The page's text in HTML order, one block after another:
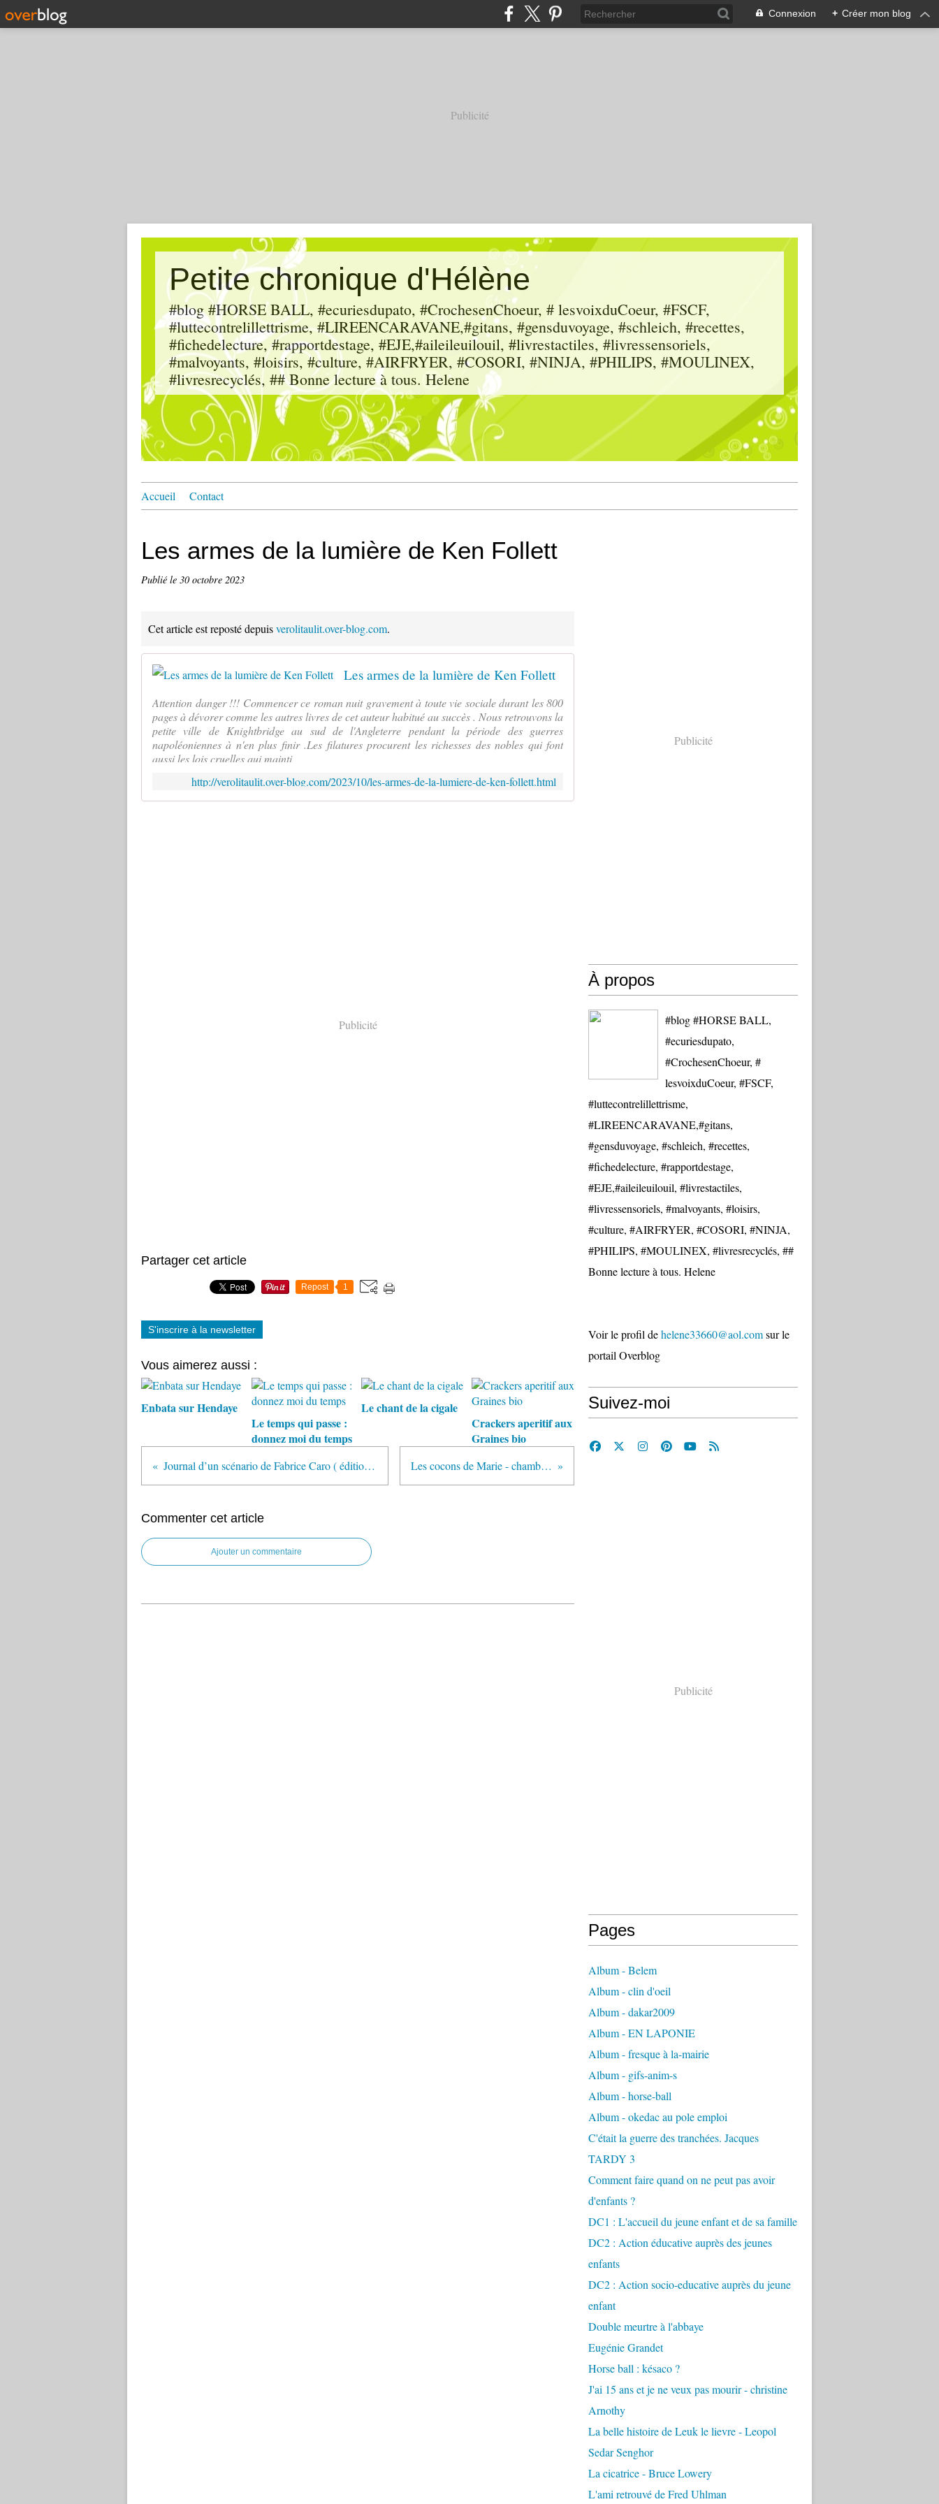
Connexion + Créer mon blog
Publicité
Petite chronique d'Hélène
#blog #HORSE BALL, #ecuriesdupato, #CrochesenChoeur, # lesvoixduCoeur, #FSCF,
#luttecontrelillettrisme, #LIREENCARAVANE,#gitans, #gensduvoyage, #schleich, #recettes,
#fichedelecture, #rapportdestage, #EJE,#aileileuilouil, #livrestactiles, #livressensoriels,
#malvoyants, #loisirs, #culture, #AIRFRYER, #COSORI, #NINJA, #PHILIPS, #MOULINEX,
#livresrecyclés, ## Bonne lecture à tous. Helene
Accueil Contact
Les armes de la lumière de Ken Follett
Publié le 30 octobre 2023
Cet article est reposté depuisverolitaulit.over-blog.com.
Les armes de la lumière de Ken Follett
Attention danger !!! Commencer ce roman nuit gravement à toute vie sociale durant les 800
pages à dévorer comme les autres livres de cet auteur habitué au succès . Nous retrouvons la
petite ville de Knightbridge au sud de l'Angleterre pendant la période des guerres
napoléoniennes à n'en plus finir .Les filatures procurent les richesses des nobles qui font
aussi les lois cruelles qui mainti
http://verolitaulit.over-blog.com/2023/10/les-armes-de-la-lumiere-de-ken-follett.html
Publicité
Partager cet article
Repost 1
S'inscrire à la newsletter
Vous aimerez aussi :
Enbata sur Hendaye
Le temps qui passe :
donnez moi du temps
Le chant de la cigale
Crackers aperitif aux
Graines bio
Journal d’un scénario de Fabrice Caro ( éditions Gallimard) Les cocons de Marie - chambre d’hotes
Commenter cet article
Ajouter un commentaire
Publicité
À propos
#blog #HORSE BALL,
#ecuriesdupato,
#CrochesenChoeur, #
lesvoixduCoeur, #FSCF,
#luttecontrelillettrisme,
#LIREENCARAVANE,#gitans,
#gensduvoyage, #schleich, #recettes,
#fichedelecture, #rapportdestage,
#EJE,#aileileuilouil, #livrestactiles,
#livressensoriels, #malvoyants, #loisirs,
#culture, #AIRFRYER, #COSORI, #NINJA,
#PHILIPS, #MOULINEX, #livresrecyclés, ##
Bonne lecture à tous. Helene
Voir le profil dehelene33660@aol.comsur le
portail Overblog
Suivez-moi
Publicité
Pages
Album - Belem
Album - clin d'oeil
Album - dakar2009
Album - EN LAPONIE
Album - fresque à la-mairie
Album - gifs-anim-s
Album - horse-ball
Album - okedac au pole emploi
C'était la guerre des tranchées. Jacques
TARDY 3
Comment faire quand on ne peut pas avoir
d'enfants ?
DC1 : L'accueil du jeune enfant et de sa famille
DC2 : Action éducative auprès des jeunes
enfants
DC2 : Action socio-educative auprès du jeune
enfant
Double meurtre à l'abbaye
Eugénie Grandet
Horse ball : késaco ?
J'ai 15 ans et je ne veux pas mourir - christine
Arnothy
La belle histoire de Leuk le lievre - Leopol
Sedar Senghor
La cicatrice - Bruce Lowery
L'ami retrouvé de Fred Uhlman